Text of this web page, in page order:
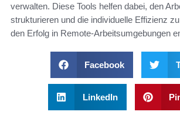
verwalten. Diese Tools helfen dabei, den
strukturieren und die individuelle Effizienz
den Erfolg in Remote-Arbeitsumgebungen
Facebook
LinkedIn